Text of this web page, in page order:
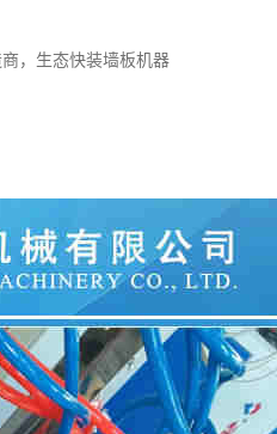
，生态快装墙板机器